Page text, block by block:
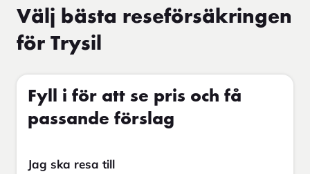
Välj bästa reseförsäkringen
för Trysil
Fyll i för att se pris och få
passande förslag
Jag ska resa till